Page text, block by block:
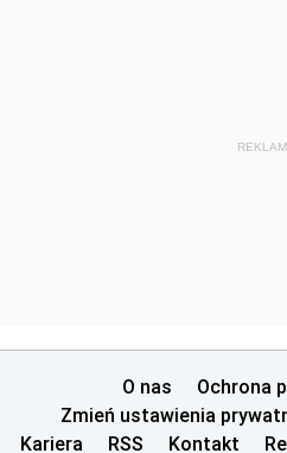
O nas
Ochrona
Zmień ustawienia
Kariera
RSS Kontakt